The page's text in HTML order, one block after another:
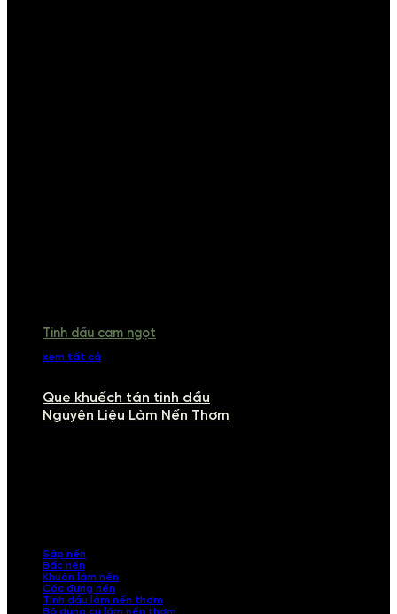
Tinh dầu cam ngọt
xem tất cả
Que khuếch tán tinh dầu
Nguyên Liệu Làm Nến Thơm
Sáp nến
Bấc nến
Khuôn làm nến
Cốc đựng nến
Tinh dầu làm nến thơm
Bộ dụng cụ làm nến thơm